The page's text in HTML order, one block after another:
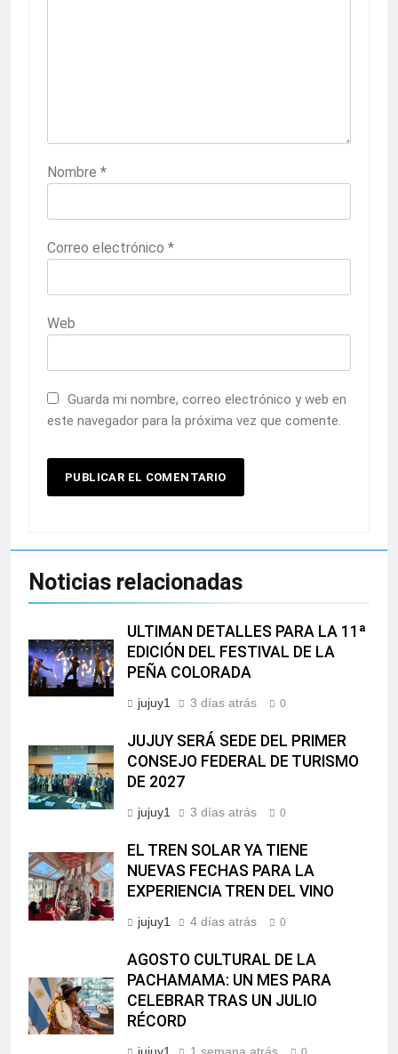
Nombre *
Correo electrónico *
Web
Guarda mi nombre, correo electrónico y web en
este navegador para la próxima vez que comente.
Noticias relacionadas
ULTIMAN DETALLES PARA LA 11ª
EDICIÓN DEL FESTIVAL DE LA
PEÑA COLORADA
jujuy1 3 días atrás 0
JUJUY SERÁ SEDE DEL PRIMER
CONSEJO FEDERAL DE TURISMO
DE 2027
jujuy1 3 días atrás 0
EL TREN SOLAR YA TIENE
NUEVAS FECHAS PARA LA
EXPERIENCIA TREN DEL VINO
jujuy1 4 días atrás 0
AGOSTO CULTURAL DE LA
PACHAMAMA: UN MES PARA
CELEBRAR TRAS UN JULIO
RÉCORD